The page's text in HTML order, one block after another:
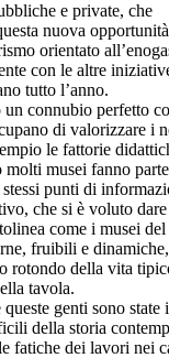
e private, che
nuova
orientato
con le altre
tutto l’anno.
un connubio perfetto
di valorizzare i
le fattorie
molti musei fanno
punti di
che si è voluto
come i musei
fruibili e
rotondo della vita
tavola.
genti sono
della storia
fatiche dei lavori nei